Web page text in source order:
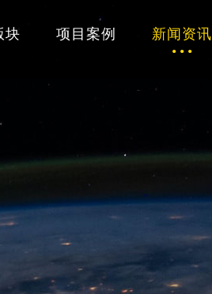
块 项目案例 新闻资讯